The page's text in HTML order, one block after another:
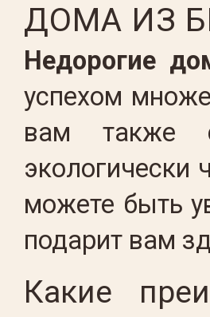
ДОМА ИЗ
Недорогие
успехом
вам также
экологически
можете быть
подарит вам
Какие